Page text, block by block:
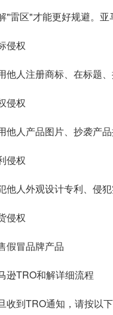
"雷区"才能更好规避。亚
侵权
他人注册商标、在标题
侵权
他人产品图片、抄袭产
侵权
他人外观设计专利、侵
侵权
假冒品牌产品
逊TRO和解详细流程
收到TRO通知，请按以